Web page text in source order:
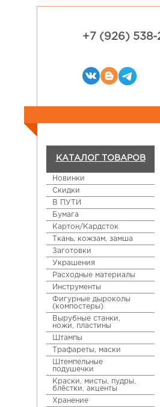
+7 (926) 538-
КАТАЛОГ ТОВАРОВ
Новинки
Скидки
В ПУТИ
Бумага
Картон/Кардсток
Ткань, кожзам, замша
Заготовки
Украшения
Расходные материалы
Инструменты
Фигурные дыроколы
(компостеры)
Вырубные станки,
ножи, пластины
Штампы
Трафареты, маски
Штемпельные
подушечки
Краски, мисты, пудры,
блёстки, акценты
Хранение